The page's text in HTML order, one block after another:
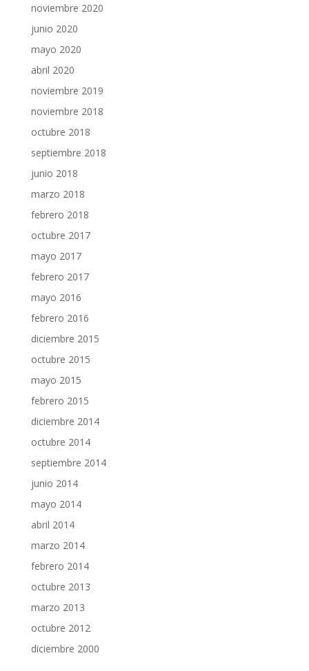
noviembre 2020
junio 2020
mayo 2020
abril 2020
noviembre 2019
noviembre 2018
octubre 2018
septiembre 2018
junio 2018
marzo 2018
febrero 2018
octubre 2017
mayo 2017
febrero 2017
mayo 2016
febrero 2016
diciembre 2015
octubre 2015
mayo 2015
febrero 2015
diciembre 2014
octubre 2014
septiembre 2014
junio 2014
mayo 2014
abril 2014
marzo 2014
febrero 2014
octubre 2013
marzo 2013
octubre 2012
diciembre 2000